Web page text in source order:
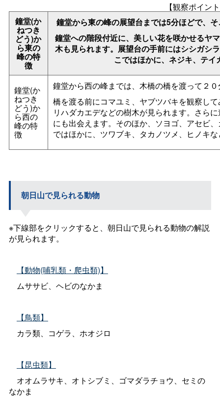
【観察ポイン
鐘堂(か
ねつき
どう)か
ら東の
峰の特
徴
鐘堂から東の峰の展望台までは5分ほどで、
鐘堂への階段付近に、美しい花を咲かせるヤ
木も見られます。展望台の手前にはシシガシ
こではほかに、ネジキ、テ
鐘堂(か
ねつき
どう)か
ら西の
峰の特
徴
鐘堂から西の峰までは、木橋の橋を渡って２
橋を渡る前にコマユミ、ヤブツバキを観察し
リハダカエデなどの樹木が見られます。さら
にも出会えます。そのほか、ソヨゴ、アセビ
ではほかに、ツワブキ、タカノツメ、ヒノキ
朝日山で見られる動物
※下線部をクリックすると、朝日山で見られる動物の解説
が見られます。
【動物(哺乳類・爬虫類)】
ムササビ、ヘビのなかま
【鳥類】
カラ類、コゲラ、ホオジロ
【昆虫類】
オオムラサキ、オトシブミ、ゴマダラチョウ、セミの
なかま